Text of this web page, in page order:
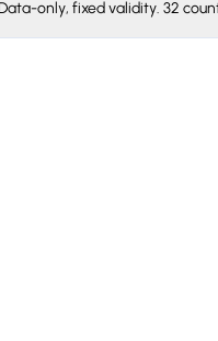
only, fixed validity. 32